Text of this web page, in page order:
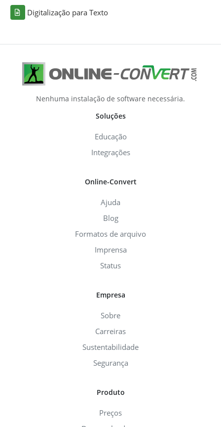
Digitalização para Texto
Nenhuma instalação de software necessária.
Soluções
Educação
Integrações
Online-Convert
Ajuda
Blog
Formatos de arquivo
Imprensa
Status
Empresa
Sobre
Carreiras
Sustentabilidade
Segurança
Produto
Preços